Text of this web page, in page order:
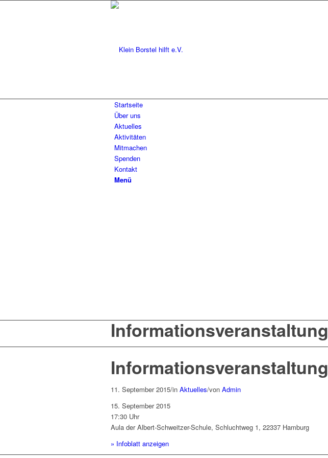
Startseite
Über uns
Aktuelles
Aktivitäten
Mitmachen
Spenden
Kontakt
Menü
Informationsveranstaltung
Informationsveranstaltung
11. September 2015/in Aktuelles/von Admin
15. September 2015
17:30 Uhr
Aula der Albert-Schweitzer-Schule, Schluchtweg 1, 22337 Hamburg
» Infoblatt anzeigen